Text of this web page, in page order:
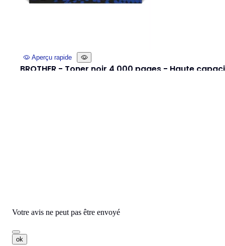
Aperçu rapide
BROTHER - Toner noir 4 000 pages - Haute
Votre avis ne peut pas être envoyé
ok